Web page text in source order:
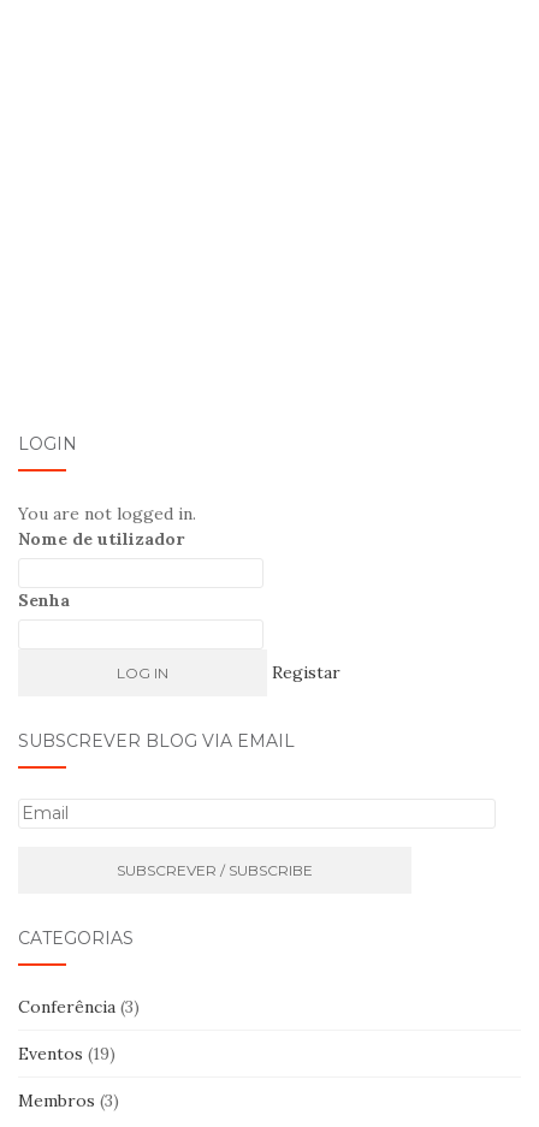
LOGIN
You are not logged in.
Nome de utilizador
Senha
Registar
SUBSCREVER BLOG VIA EMAIL
E
CATEGORIAS
Conferência (3)
Eventos (19)
Membros (3)